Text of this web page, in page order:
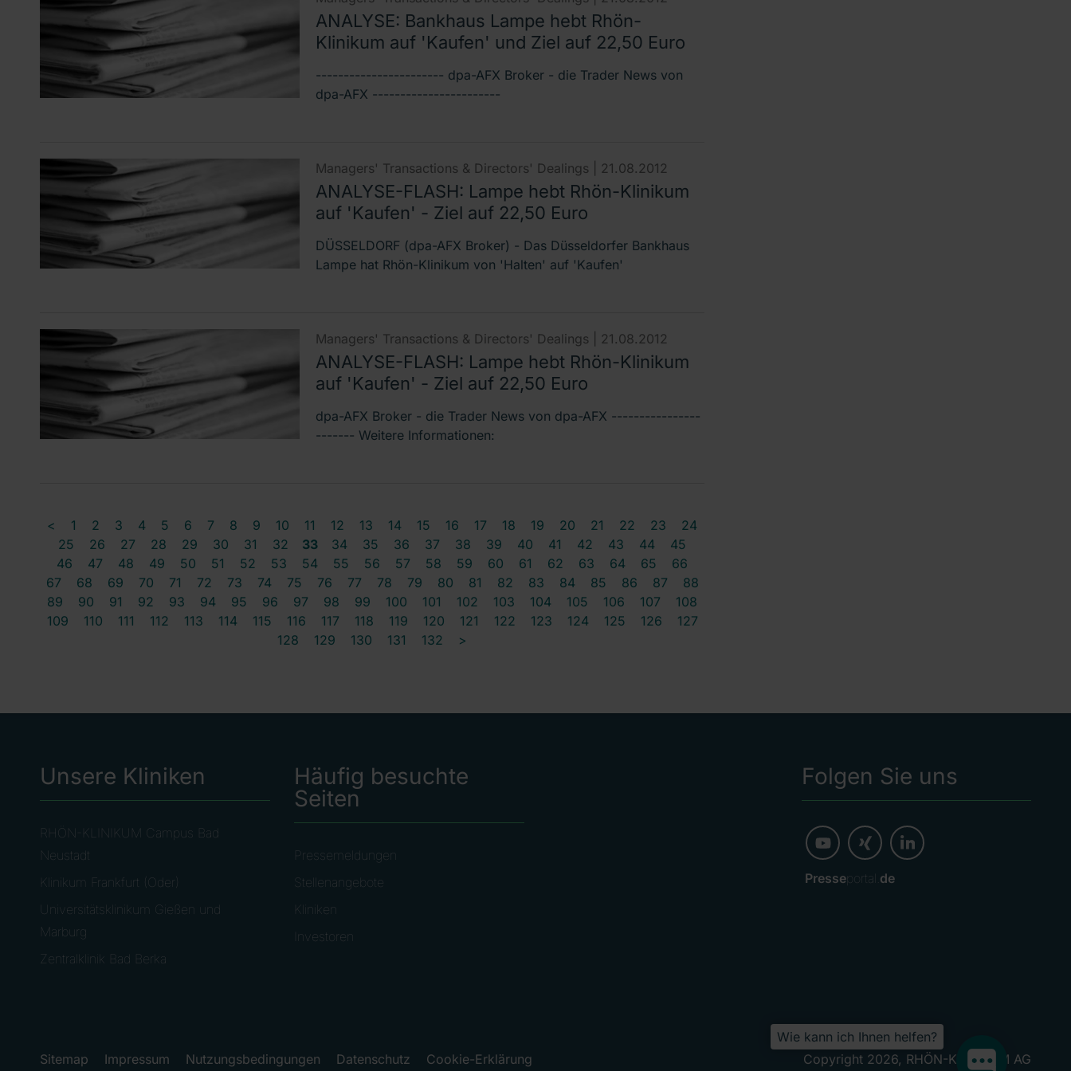
ANALYSE: Bankhaus Lampe hebt Rhön-
Klinikum auf 'Kaufen' und Ziel auf 22,50 Euro
----------------------- dpa-AFX Broker - die Trader News von
dpa-AFX -----------------------
Managers' Transactions & Directors' Dealings | 21.08.2012
ANALYSE-FLASH: Lampe hebt Rhön-Klinikum
auf 'Kaufen' - Ziel auf 22,50 Euro
DÜSSELDORF (dpa-AFX Broker) - Das Düsseldorfer Bankhaus
Lampe hat Rhön-Klinikum von 'Halten' auf 'Kaufen'
Managers' Transactions & Directors' Dealings | 21.08.2012
ANALYSE-FLASH: Lampe hebt Rhön-Klinikum
auf 'Kaufen' - Ziel auf 22,50 Euro
dpa-AFX Broker - die Trader News von dpa-AFX ----------------
------- Weitere Informationen:
< 1 2 3 4 5 6 7 8 9 10 11 12 13 14 15 16 17 18 19 20 21 22 23
24
25
26 27 28 29 30 31 32 33 34 35 36 37 38 39 40 41 42 43 44
45
46
47 48 49 50 51 52 53 54 55 56 57 58 59 60 61 62 63 64 65
66
67
68 69 70 71 72 73 74 75 76 77 78 79 80 81 82 83 84 85 86 87
88
89
90 91 92 93 94 95 96 97 98 99 100 101 102 103 104 105 106 107
108
109
110 111 112 113 114 115 116 117 118 119 120 121 122 123 124 125 126
127
128
129 130 131 132 >
Unsere Kliniken
RHÖN-KLINIKUM Campus Bad
Neustadt
Klinikum Frankfurt (Oder)
Universitätsklinikum Gießen und
Marburg
Zentralklinik Bad Berka
Häufig besuchte
Seiten
Pressemeldungen
Stellenangebote
Kliniken
Investoren
Folgen Sie uns
Presseportal. de
Sitemap Impressum Nutzungsbedingungen Datenschutz Cookie-Erklärung Copyright 2026, RHÖN-KLINIKUM AG
Wie kann ich Ihnen helfen?